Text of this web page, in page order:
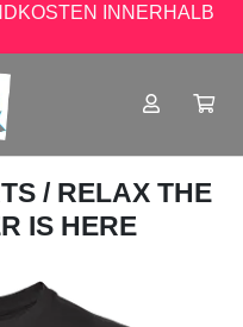
INNERHALB
/ RELAX THE
IS HERE